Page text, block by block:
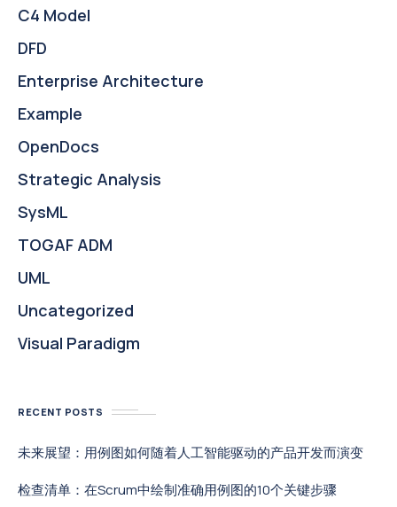
C4 Model
DFD
Enterprise Architecture
Example
OpenDocs
Strategic Analysis
SysML
TOGAF ADM
UML
Uncategorized
Visual Paradigm
RECENT POSTS
未来展望：用例图如何随着人工智能驱动的产品开发而演变
检查清单：在Scrum中绘制准确用例图的10个关键步骤